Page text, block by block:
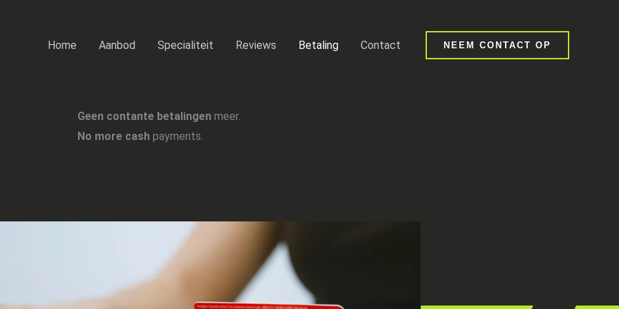
Home Aanbod Specialiteit Reviews Betaling Contact NEEM CONTACT OP
Geen contante betalingen meer.
No more cash payments.